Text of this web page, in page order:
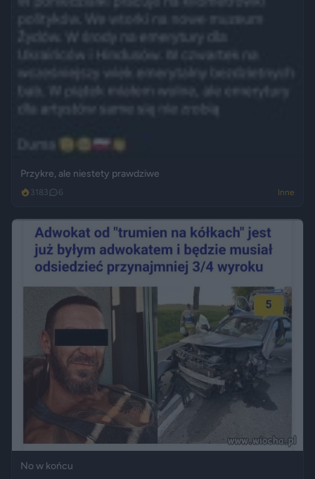
Przykre, ale niestety prawdziwe
3183 6 Inne
No w końcu